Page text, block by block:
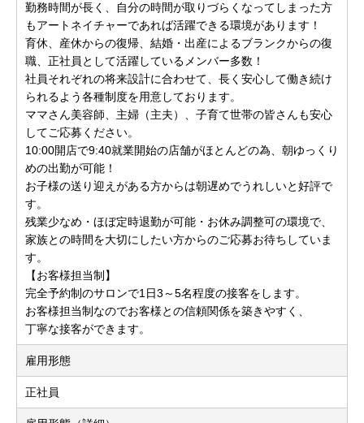
勤務時間が長く、自分の時間が取りづらくなってしまった方
もアートネイチャーであれば活躍できる環境があります！
育休、産休からの復帰、結婚・出産によるブランクからの復
職、正社員として活躍しているメンバー多数！
社員それぞれの将来設計に合わせて、長く安心して働き続け
られるよう各種制度を用意しております。
ママさん美容師、主婦（主夫）、子育て世帯の皆さんも安心
してご応募ください。
10:00開店で9:40就業開始の店舗がほとんどの為、朝ゆっくり
めの出勤が可能！
お子様の送り迎えがある方からは朝遅めでうれしいと好評で
す。
残業少なめ・ほぼ定時退勤が可能・お休み調整可の環境で、
家族との時間を大切にしたい方からのご応募お待ちしていま
す。
【お客様担当制】
完全予約制のサロンで1日3～5名程度の接客をします。
お客様担当制なのでお客様との信頼関係を築きやすく、
丁寧な接客ができます。
雇用形態
正社員